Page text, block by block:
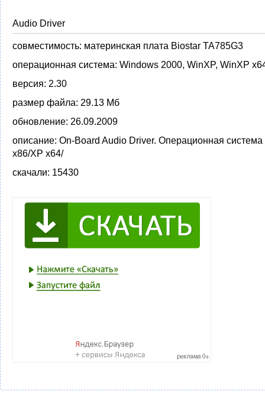
Audio Driver
совместимость: материнская плата Biostar TA785G3
операционная система: Windows 2000, WinXP, WinXP
версия: 2.30
размер файла: 29.13 Мб
обновление: 26.09.2009
описание: On-Board Audio Driver. Операционная
x86/XP x64/
скачали: 15430